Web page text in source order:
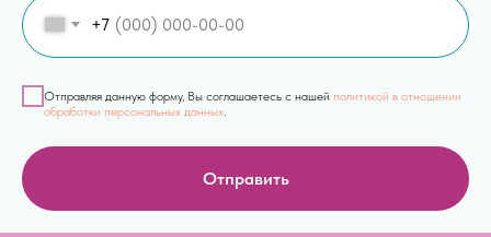
+7
Отправляя данную форму, Вы соглашаетесь с нашей политикой в отношении
обработки персональных данных
Отправить